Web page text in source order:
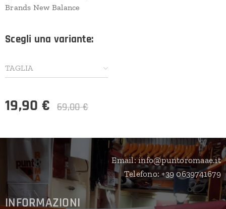
Brands New Balance
Scegli una variante:
TAGLIA
19,90 € 69,00€
Email: info@puntoromaae.it
Telefono: +39 0639741679
INFORMAZIONI